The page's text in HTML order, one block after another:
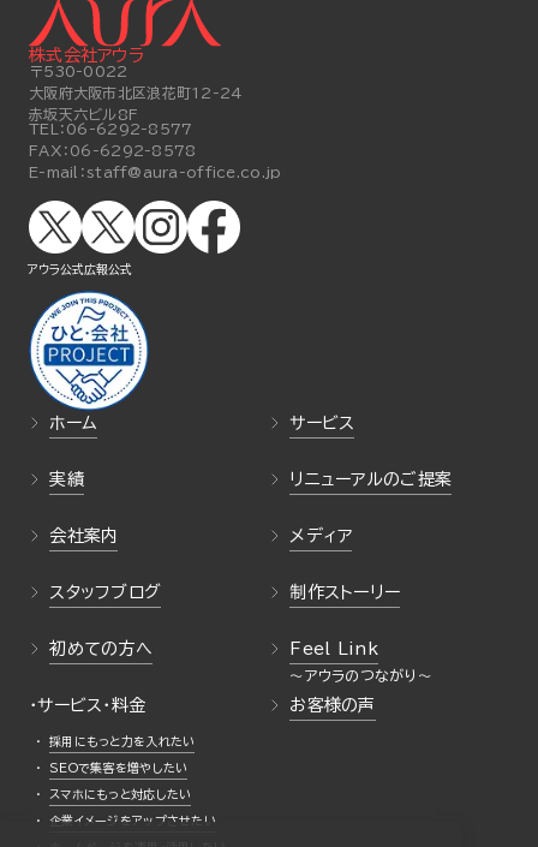
ホーム サービス
実績 リニューアルのご提案
会社案内 メディア
スタッフブログ 制作ストーリー
初めての方へ Feel Link
・サービス・料金
採用にもっと力を入れたい
SEOで集客を増やしたい
スマホにもっと対応したい
企業イメージをアップさせたい
お客様の声
株式会社アウラ
〒530-0022
大阪府大阪市北区浪花町12-24
赤坂天六ビル8F
TEL： 06-6292-8577
FAX： 06-6292-8578
E-mail： staff@aura-office.co.jp
アウラ公式広報公式